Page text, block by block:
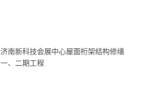
济南新科技会展中心屋面桁架结构修缮
一、二期工程